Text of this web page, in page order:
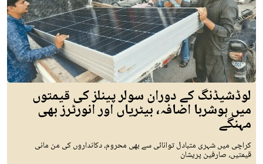
لوڈشیڈنگ کے دوران سولر پینلز کی قیمتوں
میں ہوشربا اضافہ، بیٹریاں اور انورٹرز بھی
مہنگے
کراچی میں شہری متبادل توانائی سے بھی محروم، دکانداروں کی من مانی
قیمتیں، صارفین پریشان